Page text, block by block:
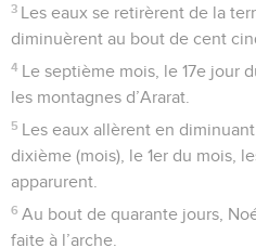
3 Les eaux se retirèrent de la
diminuèrent au bout de cent
4 Le septième mois, le 17e jour
les montagnes d’Ararat.
5 Les eaux allèrent en
dixième (mois), le 1er du mois,
apparurent.
6 Au bout de quarante jours,
faite à l’arche.